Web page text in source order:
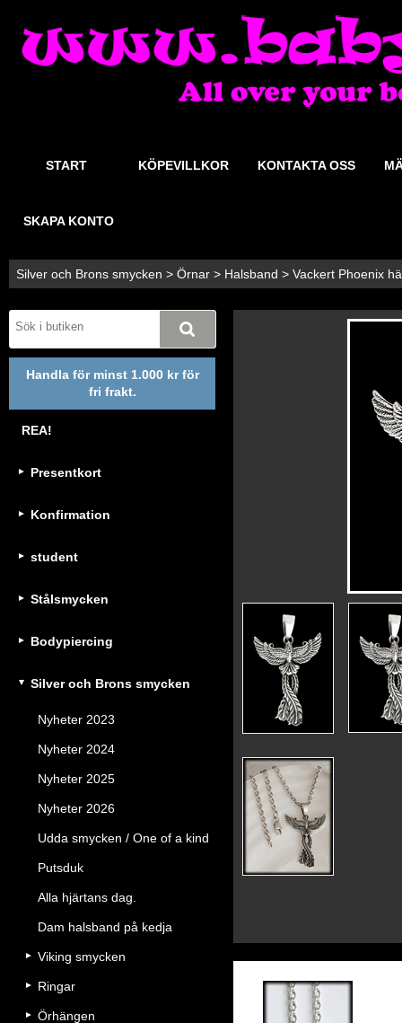
START KÖPEVILLKOR KONTAKTA OSS
SKAPA KONTO
Silver och Brons smycken > Örnar > Halsband > Vackert Phoenix
Handla för minst 1.000 kr för
fri frakt.
REA!
Presentkort
Konfirmation
student
Stålsmycken
Bodypiercing
Silver och Brons smycken
Nyheter 2023
Nyheter 2024
Nyheter 2025
Nyheter 2026
Udda smycken / One of a kind
Putsduk
Alla hjärtans dag.
Dam halsband på kedja
Viking smycken
Ringar
Örhängen